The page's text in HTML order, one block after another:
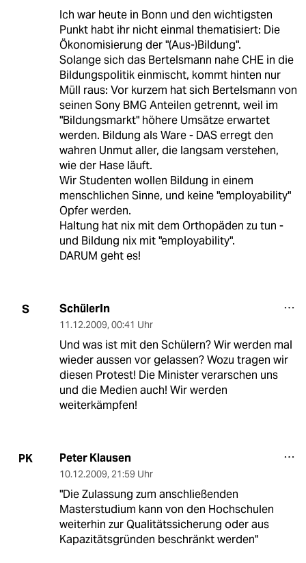
Ich war heute in Bonn und den wichtigsten
Punkt habt ihr nicht einmal thematisiert: Die
Ökonomisierung der "(Aus-)Bildung".
Solange sich das Bertelsmann nahe CHE in die
Bildungspolitik einmischt, kommt hinten nur
Müll raus: Vor kurzem hat sich Bertelsmann von
seinen Sony BMG Anteilen getrennt, weil im
"Bildungsmarkt" höhere Umsätze erwartet
werden. Bildung als Ware - DAS erregt den
wahren Unmut aller, die langsam verstehen,
wie der Hase läuft.
Wir Studenten wollen Bildung in einem
menschlichen Sinne, und keine "employability"
Opfer werden.
Haltung hat nix mit dem Orthopäden zu tun -
und Bildung nix mit "employability".
DARUM geht es!
S SchülerIn
11.12.2009, 00:41 Uhr
Und was ist mit den Schülern? Wir werden mal
wieder aussen vor gelassen? Wozu tragen wir
diesen Protest! Die Minister verarschen uns
und die Medien auch! Wir werden
weiterkämpfen!
PK Peter Klausen
10.12.2009, 21:59 Uhr
"Die Zulassung zum anschließenden
Masterstudium kann von den Hochschulen
weiterhin zur Qualitätssicherung oder aus
Kapazitätsgründen beschränkt werden"